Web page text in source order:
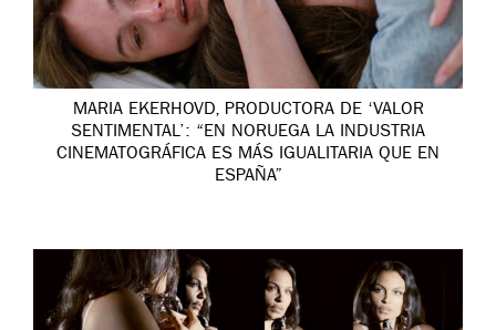
MARIA EKERHOVD, PRODUCTORA DE ‘VALOR
SENTIMENTAL’: “EN NORUEGA LA INDUSTRIA
CINEMATOGRÁFICA ES MÁS IGUALITARIA QUE EN
ESPAÑA”